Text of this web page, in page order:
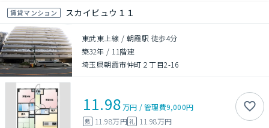
賃貸マンション スカイビュウ１１
東武東上線 / 朝霞駅 徒歩4分
築32年 / 11階建
埼玉県朝霞市仲町２丁目2-16
11.98万円 /管理費9,000円
敷 11.98万円礼 11.98万円